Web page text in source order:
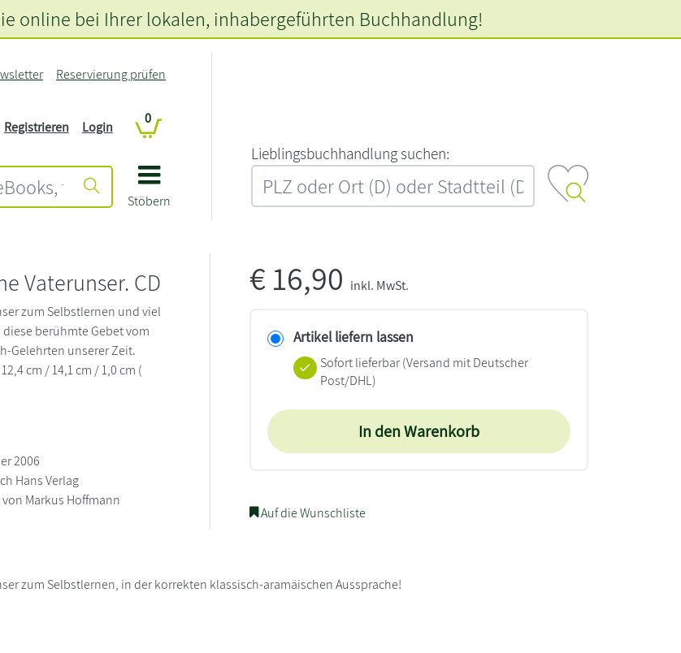
Stöbern
Reservierung prüfen
Registrieren Login
0
L‍i‍e‍b‍l‍i‍n‍g‍s‍b‍u‍c‍h‍h‍a‍n‍d‍l‍u‍n‍g‍ ‍s‍u‍c‍h‍e‍n‍:‍
online bei Ihrer lokalen, inhabergeführten Buchhandlung!
Vaterunser. CD
zum Selbstlernen und viel
berühmte Gebet vom
Gelehrten unserer Zeit.
cm / 14,1 cm / 1,0 cm (
2006
Hans Verlag
Markus Hoffmann
€16,90 inkl. MwSt.
Artikel liefern lassen
Sofort lieferbar(Versand mit Deutscher
Post/DHL)
In den Warenkorb
Auf die Wunschliste
zum Selbstlernen, in der korrekten klassisch-aramäischen Aussprache!